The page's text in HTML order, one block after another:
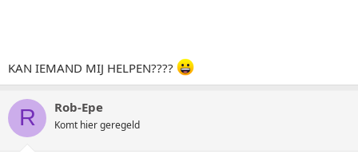
KAN IEMAND MIJ HELPEN????
R Rob-Epe
Komt hier geregeld